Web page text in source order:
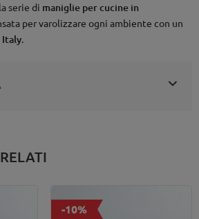
serie di maniglie per cucine in
per varolizzare ogni ambiente con un
Italy.
-10%